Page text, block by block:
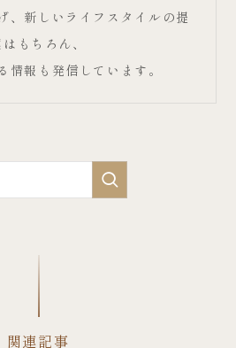
、新しいライフスタイルの提
もちろん、
情報も発信しています。
関連記事